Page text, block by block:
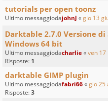
tutorials per open toonz
Ultimo messaggiodajohnJ «gio 13
Darktable 2.7.0 Versione
Windows 64 bit
Ultimo messaggiodacharlie«ven 17
Risposte: 1
darktable GIMP plugin
Ultimo messaggiodafabri66«gio 25
Risposte:3